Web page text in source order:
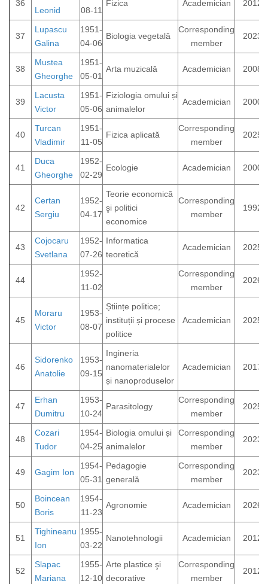
36
Leonid
08-11
Fizica Academician 2012
37
Lupascu
Galina
1951-
04-06
Biologia vegetală
Corresponding
member
2023
38
Mustea
Gheorghe
1951-
05-01
Arta muzicală Academician 2008
39
Lacusta
Victor
1951-
05-06
Fiziologia omului și
animalelor
Academician 2000
40
Turcan
Vladimir
1951-
11-05
Fizica aplicată
Corresponding
member
2025
41
Duca
Gheorghe
1952-
02-29
Ecologie Academician 2000
42
Certan
Sergiu
1952-
04-17
Teorie economică
şi politici
economice
Corresponding
member
1992
43
Cojocaru
Svetlana
1952-
07-26
Informatica
teoretică
Academician 2025
44
1952-
11-02
Corresponding
member
2026
45
Moraru
Victor
1953-
08-07
Științe politice;
instituții și procese
politice
Academician 2025
46
Sidorenko
Anatolie
1953-
09-15
Ingineria
nanomaterialelor
și nanoproduselor
Academician 2017
47
Erhan
Dumitru
1953-
10-24
Parasitology
Corresponding
member
2025
48
Cozari
Tudor
1954-
04-25
Biologia omului și
animalelor
Corresponding
member
2023
49 Gagim Ion
1954-
05-31
Pedagogie
generală
Corresponding
member
2023
50
Boincean
Boris
1954-
11-23
Agronomie Academician 2026
51
Tighineanu
Ion
1955-
03-22
Nanotehnologii Academician 2012
52
Slapac
Mariana
1955-
12-10
Arte plastice şi
decorative
Corresponding
member
2012